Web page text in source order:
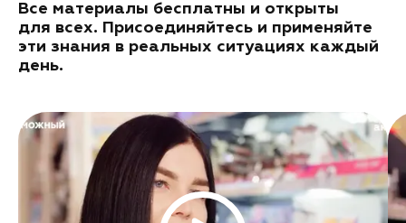
Все материалы бесплатны и открыты
для всех. Присоединяйтесь и применяйте
эти знания в реальных ситуациях каждый
день.